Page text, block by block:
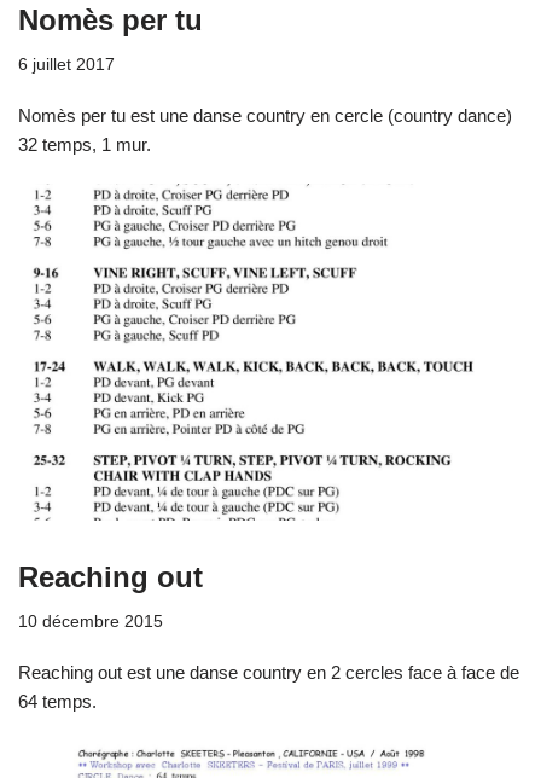
Nomès per tu
6 juillet 2017
Nomès per tu est une danse country en cercle (country dance)
32 temps, 1 mur.
Reaching out
10 décembre 2015
Reaching out est une danse country en 2 cercles face à face de
64 temps.